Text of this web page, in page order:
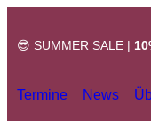
Inhalt
😎 SUMMER SALE |
Termine News